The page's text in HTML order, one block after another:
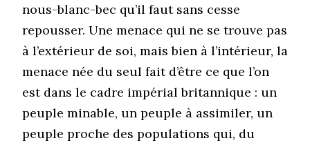
nous-blanc-bec qu’il faut sans cesse
repousser. Une menace qui ne se trouve pas
à l’extérieur de soi, mais bien à l’intérieur, la
menace née du seul fait d’être ce que l’on
est dans le cadre impérial britannique : un
peuple minable, un peuple à assimiler, un
peuple proche des populations qui, du